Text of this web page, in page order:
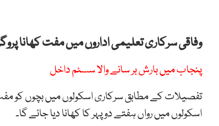
وفاقی سرکاری تعلیمی اداروں میں مفت کھانا
پنجاب میں بارش بر سانے والا سسٹم داخل
اسکولوں میں رواں ہفتے دوپہر کا کھانا دیا جائے گا۔